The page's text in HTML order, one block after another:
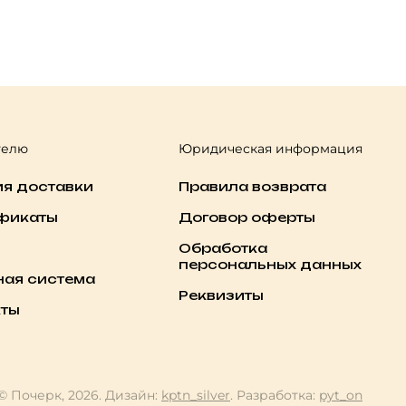
доставки
система
Юридическая информация
Правила возврата
Договор оферты
Обработка
персональных данных
Реквизиты
Почерк, 2026. Дизайн: kptn_silver. Разработка: pyt_on